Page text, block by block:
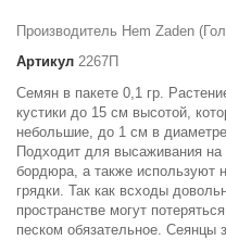
Производитель Hem Zaden
Артикул 2267П
Семян в пакете 0,1 гр.
кустики до 15 см высотой,
небольшие, до 1 см в
Подходит для высаживания
бордюра, а также используют
грядки. Так как всходы
пространстве могут
песком обязательное. Сеянцы